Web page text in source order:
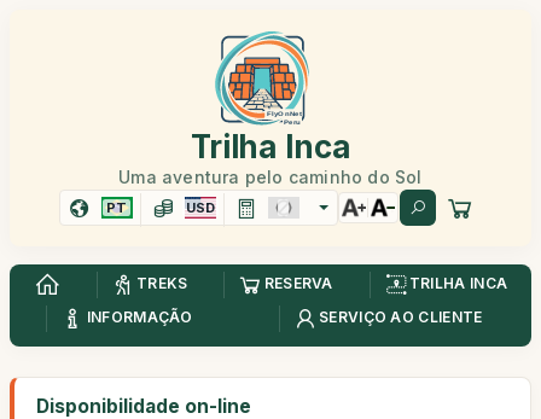
Trilha Inca
Uma aventura pelo caminho do Sol
PT USD
TREKS RESERVA
TRILHA INCA
INFORMAÇÃO
SERVIÇO AO CLIENTE
Disponibilidade on-line